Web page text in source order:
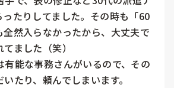
ったりしてました。その時も「60
全然入らなかったから、大丈夫で
ました（笑）
能な事務さんがいるので、その
たり、頼んでしまいます。